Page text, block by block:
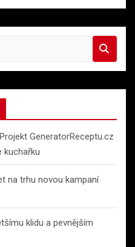
GeneratorReceptu.cz
kuchařku
na trhu novou kampaní
klidu a pevnějším